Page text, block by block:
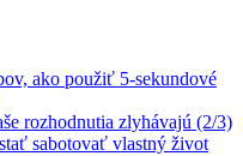
ako použiť 5-sekundové
rozhodnutia zlyhávajú (2/3)
sabotovať vlastný život